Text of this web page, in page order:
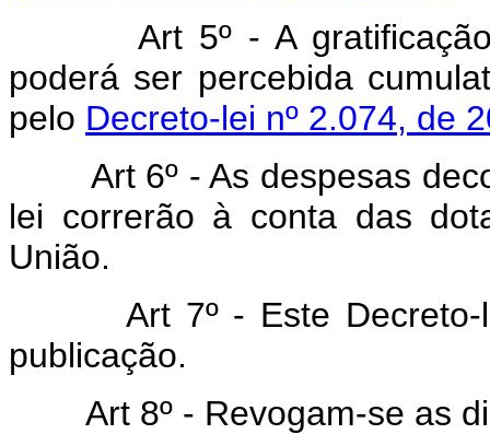
Art 5º - A
poderá ser percebida
pelo Decreto-lei nº 2.074, de
Art 6º - As despesas
lei correrão à conta das
União.
Art 7º - Este Decreto-lei
publicação.
Art 8º - Revogam-se as